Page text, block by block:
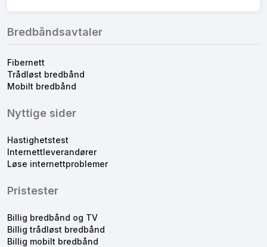
Bredbåndsavtaler
Fibernett
Trådløst bredbånd
Mobilt bredbånd
Nyttige sider
Hastighetstest
Internettleverandører
Løse internettproblemer
Pristester
Billig bredbånd og TV
Billig trådløst bredbånd
Billig mobilt bredbånd